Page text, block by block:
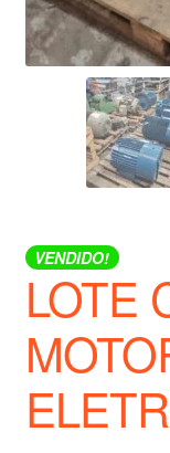
VENDIDO!
LOTE